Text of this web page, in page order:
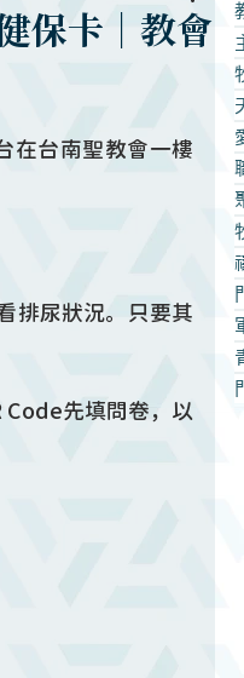
保卡｜教會
在台南聖教會一樓
排尿狀況。只要其
Code先填問卷，以